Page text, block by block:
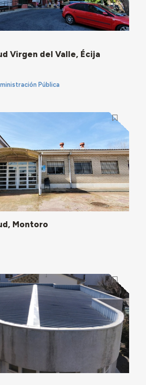
Virgen del Valle, Écija
Pública
Montoro